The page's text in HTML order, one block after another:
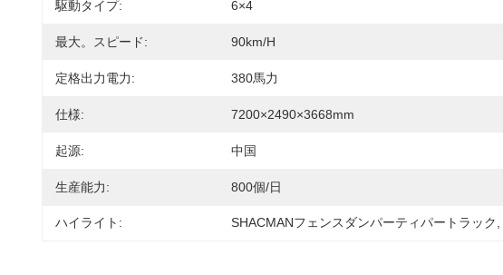
駆動タイプ: 6×4
最大。スピード: 90km/h
定格出力電力: 380馬力
仕様: 7200×2490×3668mm
起源: 中国
生産能力: 800個/日
ハイライト: SHACMANフェンスダンパーティパートラック